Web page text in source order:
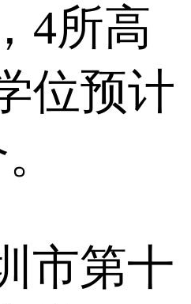
4所高
位预计
市第十